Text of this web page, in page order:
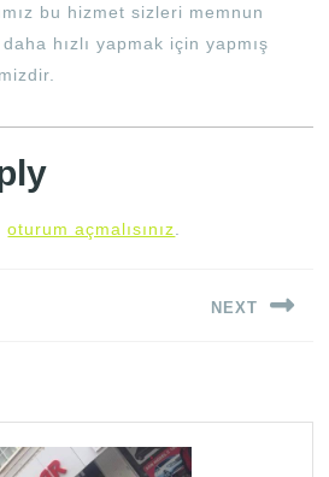
bu hizmet sizleri memnun
hızlı yapmak için yapmış
oturum açmalısınız
NEXT